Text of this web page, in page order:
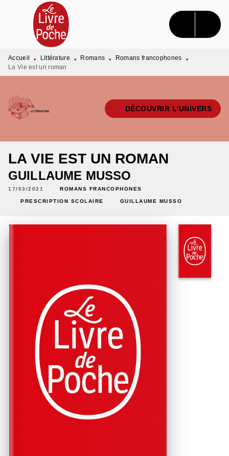
MENU RECHERCHE CONTENU
PIED DE PAGE
Accueil • Littérature • Romans • Romans francophones
•
La Vie est un roman
DÉCOUVRIR L'UNIVERS
LA VIE EST UN ROMAN
GUILLAUME MUSSO
17/03/2021 ROMANS FRANCOPHONES
PRESCRIPTION SCOLAIRE GUILLAUME MUSSO